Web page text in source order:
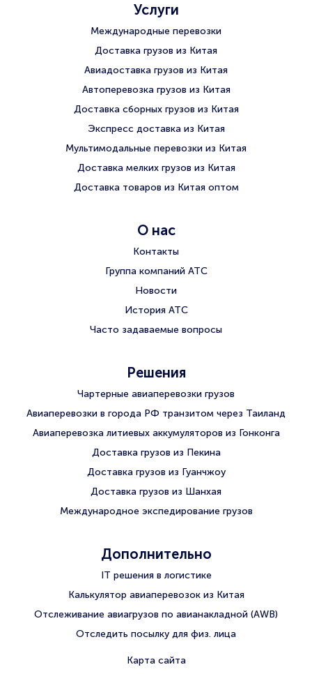
Услуги
Международные перевозки
Доставка грузов из Китая
Авиадоставка грузов из Китая
Автоперевозка грузов из Китая
Доставка сборных грузов из Китая
Экспресс доставка из Китая
Мультимодальные перевозки из Китая
Доставка мелких грузов из Китая
Доставка товаров из Китая оптом
О нас
Контакты
Группа компаний АТС
Новости
История АТС
Часто задаваемые вопросы
Решения
Чартерные авиаперевозки грузов
Авиаперевозки в города РФ транзитом через Таиланд
Авиаперевозка литиевых аккумуляторов из Гонконга
Доставка грузов из Пекина
Доставка грузов из Гуанчжоу
Доставка грузов из Шанхая
Международное экспедирование грузов
Дополнительно
IT решения в логистике
Калькулятор авиаперевозок из Китая
Отслеживание авиагрузов по авианакладной (AWB)
Отследить посылку для физ. лица
Карта сайта